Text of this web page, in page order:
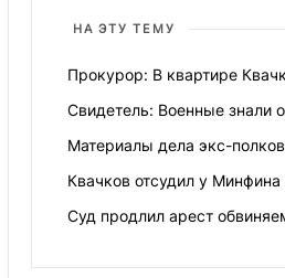
НА ЭТУ ТЕМУ
Прокурор: В квартире
Свидетель: Военные знали
Материалы дела экс-
Квачков отсудил у
Суд продлил арест